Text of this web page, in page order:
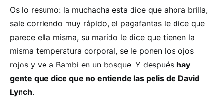
Os lo resumo: la muchacha esta dice que ahora brilla,
sale corriendo muy rápido, el pagafantas le dice que
parece ella misma, su marido le dice que tienen la
misma temperatura corporal, se le ponen los ojos
rojos y ve a Bambi en un bosque. Y después hay
gente que dice que no entiende las pelis de David
Lynch.